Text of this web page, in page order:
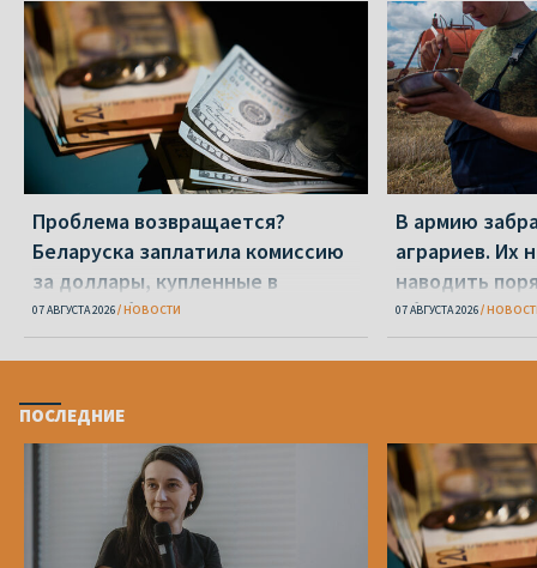
Проблема возвращается?
Беларуска заплатила комиссию
за доллары, купленные в
«Беларусбанке»
07 АВГУСТА 2026 НОВОСТИ
В армию
аграриев. Их
наводить
области
07 АВГУСТА 2026
ПОСЛЕДНИЕ